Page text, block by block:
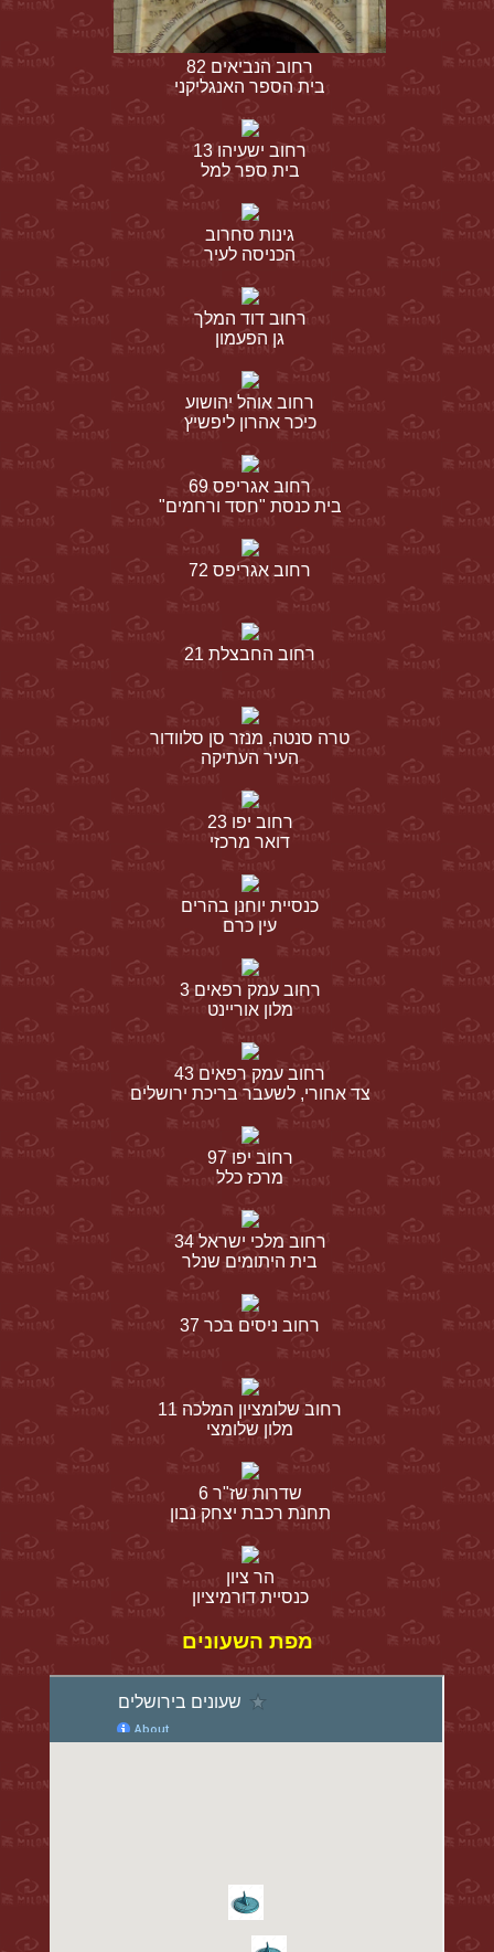
רחוב הנביאים 82
בית הספר האנגליקני
רחוב ישעיהו 13
בית ספר למל
גינות סחרוב
הכניסה לעיר
רחוב דוד המלך
גן הפעמון
רחוב אוהל יהושוע
כיכר אהרון ליפשיץ
רחוב אגריפס 69
בית כנסת "חסד ורחמים"
רחוב אגריפס 72
רחוב החבצלת 21
טרה סנטה, מנזר סן סלוודור
העיר העתיקה
רחוב יפו 23
דואר מרכזי
כנסיית יוחנן בהרים
עין כרם
רחוב עמק רפאים 3
מלון אוריינט
רחוב עמק רפאים 43
צד אחורי, לשעבר בריכת ירושלים
רחוב יפו 97
מרכז כלל
רחוב מלכי ישראל 34
בית היתומים שנלר
רחוב ניסים בכר 37
רחוב שלומציון המלכה 11
מלון שלומצי
שדרות שז"ר 6
תחנת רכבת יצחק נבון
הר ציון
כנסיית דורמיציון
מפת השעונים